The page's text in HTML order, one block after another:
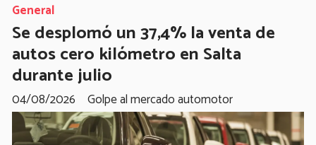
Se desplomó un 37,4% la venta de
autos cero kilómetro en Salta
durante julio
Golpe al mercado automotor
General
04/08/2026